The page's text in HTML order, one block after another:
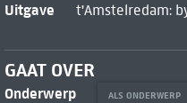
Uitgave t'Amstelredam:
GAAT OVER
Onderwerp ALS ONDERWERP